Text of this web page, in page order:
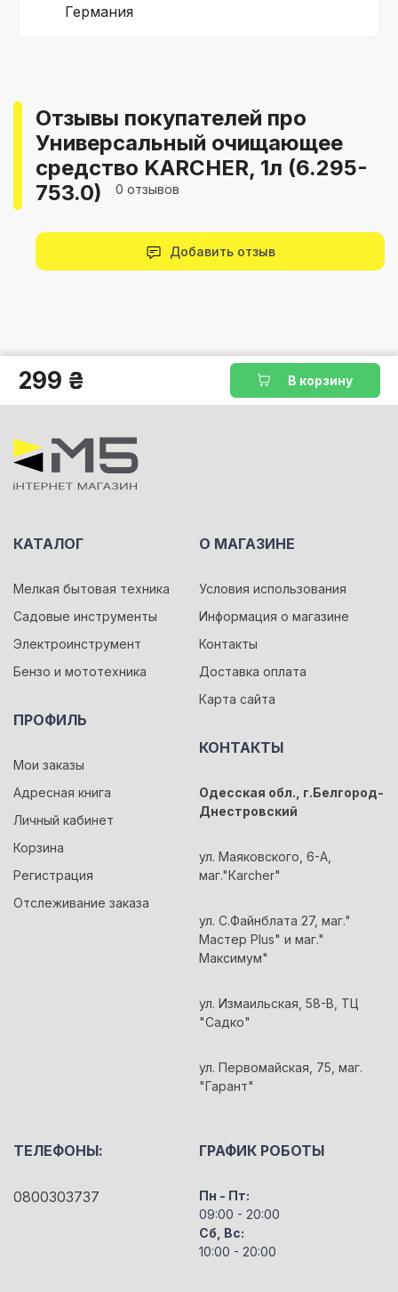
Германия
Отзывы покупателей про
Универсальный очищающее
средство KARCHER, 1л (6.295-
753.0)
0 отзывов
Добавить отзыв
299 ₴ В корзину
КАТАЛОГ
Мелкая бытовая техника
Садовые инструменты
Электроинструмент
Бензо и мототехника
ПРОФИЛЬ
Мои заказы
Адресная книга
Личный кабинет
Корзина
Регистрация
Отслеживание заказа
О МАГАЗИНЕ
Условия использования
Информация о магазине
Контакты
Доставка оплата
Карта сайта
КОНТАКТЫ
Одесская обл., г.Белгород-
Днестровский
ул. Маяковского, 6-А,
маг."Кarcher"
ул. С.Файнблата 27, маг."
Мастер Plus" и маг."
Максимум"
ул. Измаильская, 58-В, ТЦ
"Садко"
ул. Первомайская, 75, маг.
"Гарант"
ТЕЛЕФОНЫ:
0800303737
ГРАФИК РОБОТЫ
Пн - Пт:
09:00 - 20:00
Сб, Вс:
10:00 - 20:00